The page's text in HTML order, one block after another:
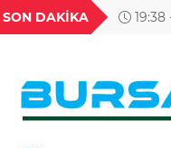
SON DAKİKA 19:38
18,1997